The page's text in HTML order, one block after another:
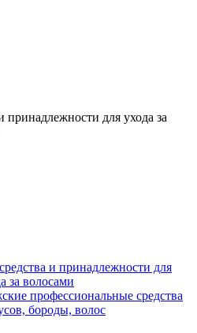
принадлежности для ухода за
и принадлежности для
за волосами
профессиональные средства
бороды, волос